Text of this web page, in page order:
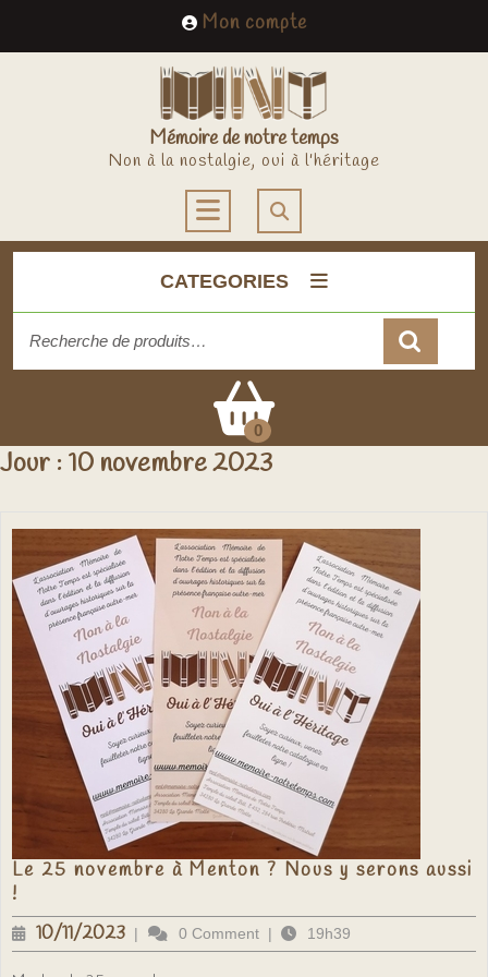
Mon compteMy
Account
Mémoire de notre temps
Non à la nostalgie, oui à l'héritage
Open
Button
CATEGORIES
pour :
0
Jour : 10 novembre 2023
Le 25 novembre à Menton ? Nous y serons aussi
!
novembre
à
Menton
10/11/202310/11/2023
| 0 Comment | 19h39